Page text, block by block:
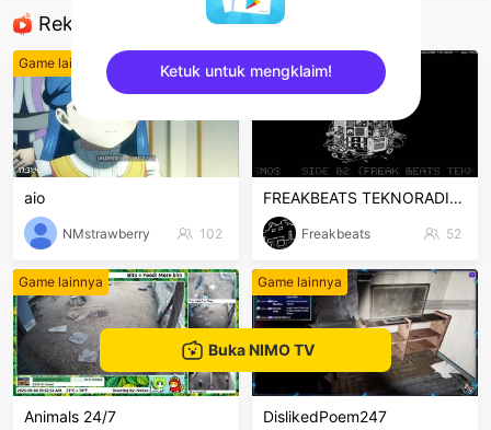
Rekomendasi
Game lainnya
aio
NMstrawberry 102
Game lainnya
FREAKBEATS TEKNORADIO 24/7 ON
Freakbeats 52
Game lainnya
Animals 24/7
Game lainnya
DislikedPoem247
Buka NIMO TV
Ketuk untuk mengklaim!
sentinelEnd